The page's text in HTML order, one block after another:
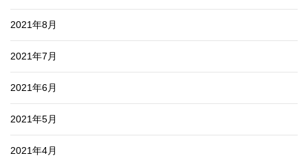
2021年8月
2021年7月
2021年6月
2021年5月
2021年4月